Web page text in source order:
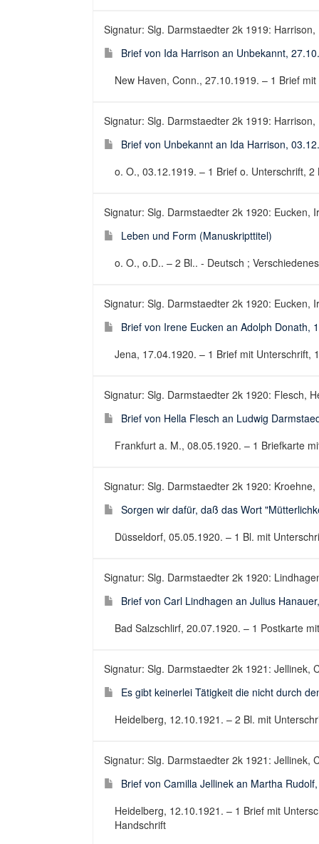
Signatur: Slg. Darmstaedter 2k 1919:
Brief von Ida Harrison an Unbekannt,
New Haven, Conn., 27.10.1919. – 1 Brief
Signatur: Slg. Darmstaedter 2k 1919:
Brief von Unbekannt an Ida Harrison,
o. O., 03.12.1919. – 1 Brief o. Unterschrift,
Signatur: Slg. Darmstaedter 2k 1920: Eucken,
Leben und Form (Manuskripttitel)
o. O., o.D.. – 2 Bl.. - Deutsch ;
Signatur: Slg. Darmstaedter 2k 1920: Eucken,
Brief von Irene Eucken an Adolph Donath,
Jena, 17.04.1920. – 1 Brief mit Unterschrift,
Signatur: Slg. Darmstaedter 2k 1920: Flesch,
Brief von Hella Flesch an Ludwig
Frankfurt a. M., 08.05.1920. – 1 Briefkarte
Signatur: Slg. Darmstaedter 2k 1920: Kroehne,
Sorgen wir dafür, daß das Wort
Düsseldorf, 05.05.1920. – 1 Bl. mit
Signatur: Slg. Darmstaedter 2k 1920:
Brief von Carl Lindhagen an Julius
Bad Salzschlirf, 20.07.1920. – 1 Postkarte
Signatur: Slg. Darmstaedter 2k 1921: Jellinek,
Es gibt keinerlei Tätigkeit die nicht durch
Heidelberg, 12.10.1921. – 2 Bl. mit
Signatur: Slg. Darmstaedter 2k 1921: Jellinek,
Brief von Camilla Jellinek an Martha
Heidelberg, 12.10.1921. – 1 Brief mit
Handschrift